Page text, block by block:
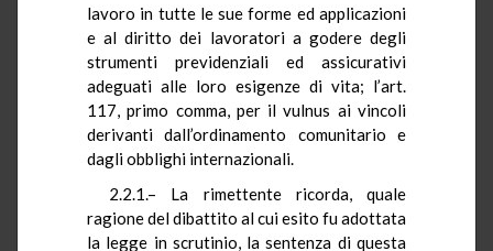
lavoro in tutte le sue forme ed applicazioni
e al diritto dei lavoratori a godere degli
strumenti previdenziali ed assicurativi
adeguati alle loro esigenze di vita; l’art.
117, primo comma, per il vulnus ai vincoli
derivanti dall’ordinamento comunitario e
dagli obblighi internazionali.
2.2.1.– La rimettente ricorda, quale
ragione del dibattito al cui esito fu adottata
la legge in scrutinio, la sentenza di questa